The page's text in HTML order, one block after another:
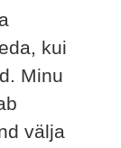
kui
Minu
välja